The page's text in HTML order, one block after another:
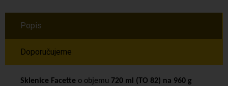
Popis
Doporučujeme
Sklenice Facette o objemu 720 ml (TO 82) na 960 g